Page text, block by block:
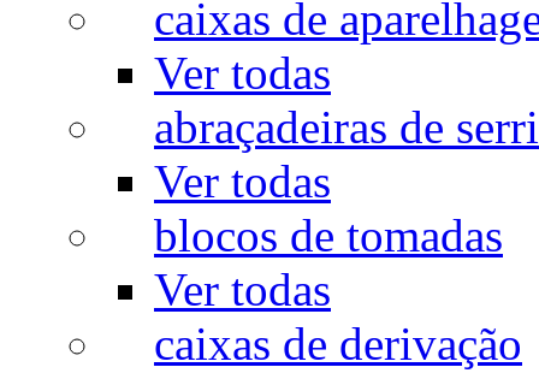
caixas de
Ver todas
abraçadeiras de
Ver todas
blocos de tomadas
Ver todas
caixas de derivação